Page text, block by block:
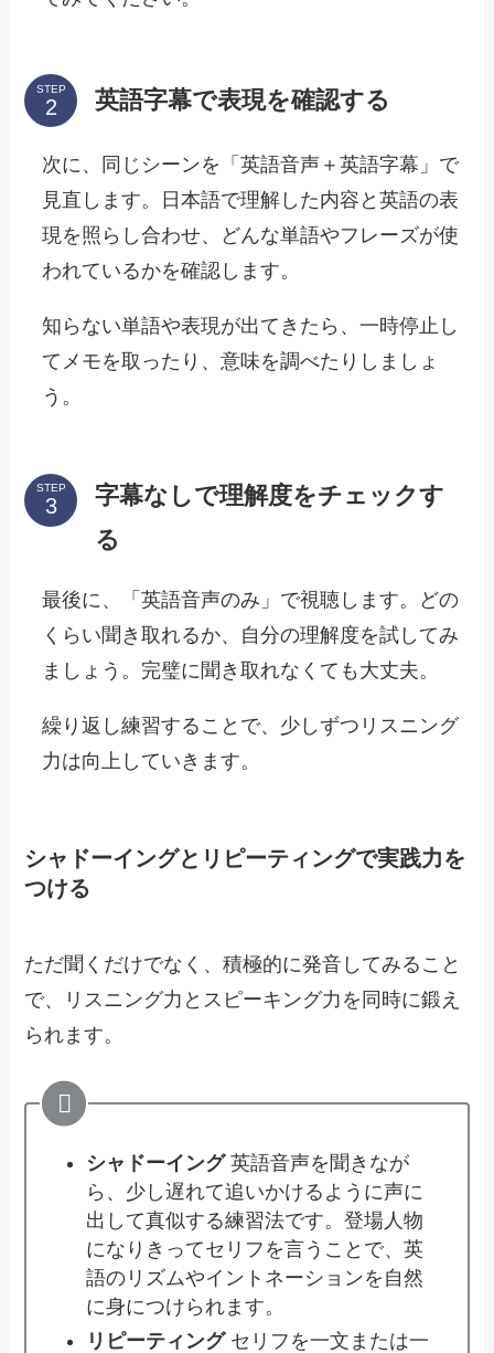
STEP 英語字幕で表現を確認する
次に、同じシーンを「英語音声＋英語字幕」で
見直します。日本語で理解した内容と英語の表
現を照らし合わせ、どんな単語やフレーズが使
われているかを確認します。
知らない単語や表現が出てきたら、一時停止し
てメモを取ったり、意味を調べたりしましょ
う。
STEP
字幕なしで理解度をチェックす
る
最後に、「英語音声のみ」で視聴します。どの
くらい聞き取れるか、自分の理解度を試してみ
ましょう。完璧に聞き取れなくても大丈夫。
繰り返し練習することで、少しずつリスニング
力は向上していきます。
シャドーイングとリピーティングで実践力を
つける
ただ聞くだけでなく、積極的に発音してみること
で、リスニング力とスピーキング力を同時に鍛え
られます。
シャドーイング英語音声を聞きなが
ら、少し遅れて追いかけるように声に
出して真似する練習法です。登場人物
になりきってセリフを言うことで、英
語のリズムやイントネーションを自然
に身につけられます。
リピーティングセリフを一文または一